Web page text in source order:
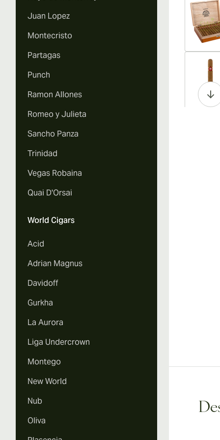
Juan Lopez
Montecristo
Partagas
Punch
Ramon Allones
Romeo y Julieta
Sancho Panza
Trinidad
Vegas Robaina
Quai D'Orsai
World Cigars
Acid
Adrian Magnus
Davidoff
Gurkha
La Aurora
Liga Undercrown
Montego
New World
Nub
Oliva